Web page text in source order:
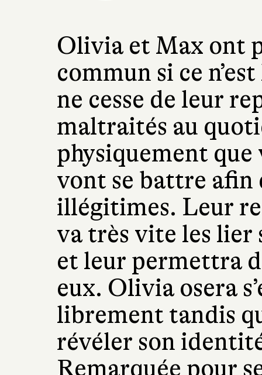
Olivia et Max ont
commun si ce
ne cesse de leur
maltraités au
physiquement
vont se battre afin
illégitimes. Leur
va très vite les lier
et leur permettra
eux. Olivia osera
librement tandis
révéler son
Remarquée pour